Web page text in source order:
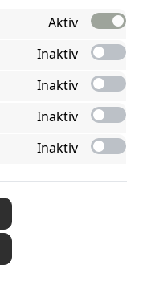
Aktiv
Inaktiv
Inaktiv
Inaktiv
Inaktiv